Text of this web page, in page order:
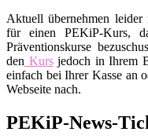
Aktuell übernehmen leider
für einen PEKiP-Kurs,
Präventionskurse
den Kursjedoch in Ihrem
einfach bei Ihrer Kasse an
Webseite nach.
PEKiP-News-